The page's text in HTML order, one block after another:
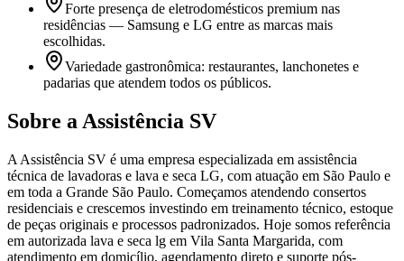
Forte presença de eletrodomésticos premium nas
residências — Samsung e LG entre as marcas mais
escolhidas.
Variedade gastronômica: restaurantes, lanchonetes e
padarias que atendem todos os públicos.
Sobre a Assistência SV
A Assistência SV é uma empresa especializada em assistência
técnica de lavadoras e lava e seca LG, com atuação em São Paulo e
em toda a Grande São Paulo. Começamos atendendo consertos
residenciais e crescemos investindo em treinamento técnico, estoque
de peças originais e processos padronizados. Hoje somos referência
em autorizada lava e seca lg em Vila Santa Margarida, com
atendimento em domicílio, agendamento direto e suporte pós-